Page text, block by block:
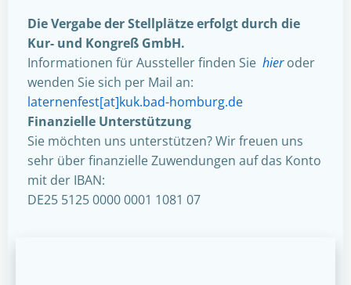
Die Vergabe der Stellplätze erfolgt durch die
Kur- und Kongreß GmbH.
Informationen für Aussteller finden Sie hieroder
wenden Sie sich per Mail an:
laternenfest[at]kuk.bad-homburg.de
Finanzielle Unterstützung
Sie möchten uns unterstützen? Wir freuen uns
sehr über finanzielle Zuwendungen auf das Konto
mit der IBAN:
DE25 5125 0000 0001 1081 07